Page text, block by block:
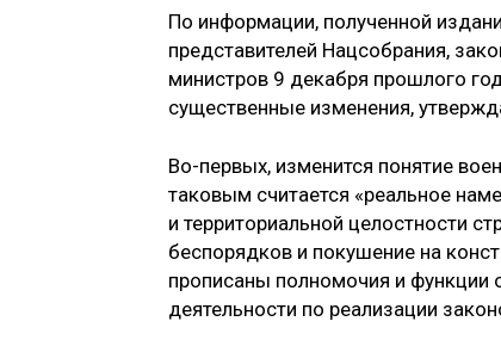
По информации, полученной
представителей Нацсобрания,
министров 9 декабря прошлого
существенные изменения,
Во-первых, изменится понятие
таковым считается «реальное
и территориальной целостности
беспорядков и покушение на
прописаны полномочия и функции
деятельности по реализации